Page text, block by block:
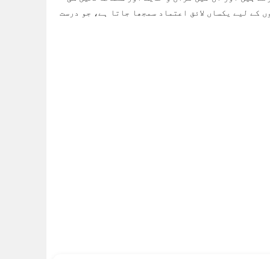
کے لیے یکساں لائق اعتماد سمجھا جاتا ہے، جو درست